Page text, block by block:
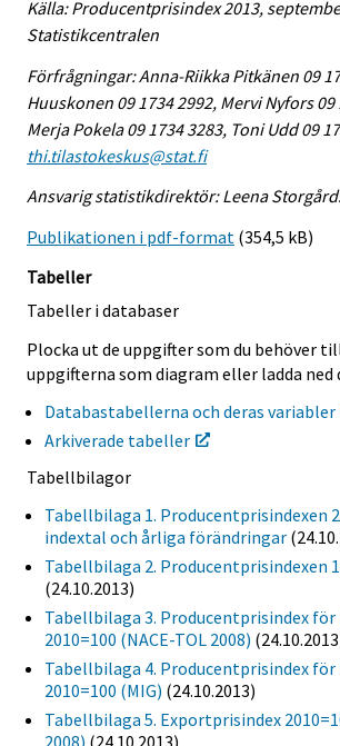
Källa: Producentprisindex 2013,
Statistikcentralen
Förfrågningar: Anna-Riikka Pitkänen 09
Huuskonen 09 1734 2992, Mervi Nyfors 09
Merja Pokela 09 1734 3283, Toni Udd 09
thi.tilastokeskus@stat.fi
Ansvarig statistikdirektör: Leena
Publikationen i pdf-format (354,5 kB)
Tabeller
Tabeller i databaser
Plocka ut de uppgifter som du behöver
uppgifterna som diagram eller ladda ned
Databastabellerna och deras variabler
Arkiverade tabeller
Tabellbilagor
Tabellbilaga 1. Producentprisindexen
indextal och årliga förändringar
Tabellbilaga 2. Producentprisindexen
(24.10.2013)
Tabellbilaga 3. Producentprisindex
2010=100 (NACE-TOL 2008)
Tabellbilaga 4. Producentprisindex
2010=100 (MIG) (24.10.2013)
Tabellbilaga 5. Exportprisindex